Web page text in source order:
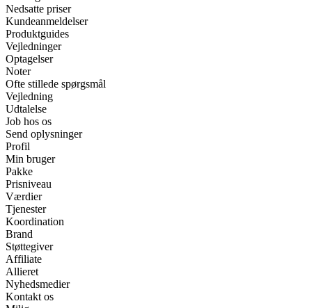
Nedsatte priser
Kundeanmeldelser
Produktguides
Vejledninger
Optagelser
Noter
Ofte stillede spørgsmål
Vejledning
Udtalelse
Job hos os
Send oplysninger
Profil
Min bruger
Pakke
Prisniveau
Værdier
Tjenester
Koordination
Brand
Støttegiver
Affiliate
Allieret
Nyhedsmedier
Kontakt os